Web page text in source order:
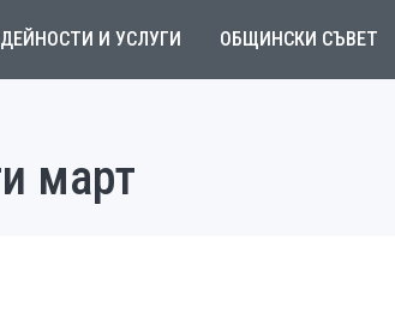
ДЕЙНОСТИ И УСЛУГИ ОБЩИНСКИ СЪВЕТ
март